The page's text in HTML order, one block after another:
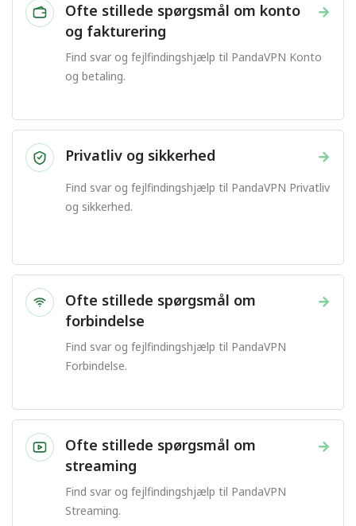
→
Ofte stillede spørgsmål om konto
og fakturering
Find svar og fejlfindingshjælp til PandaVPN Konto
og betaling.
→
Privatliv og sikkerhed
Find svar og fejlfindingshjælp til PandaVPN Privatliv
og sikkerhed.
→
Ofte stillede spørgsmål om
forbindelse
Find svar og fejlfindingshjælp til PandaVPN
Forbindelse.
→
Ofte stillede spørgsmål om
streaming
Find svar og fejlfindingshjælp til PandaVPN
Streaming.